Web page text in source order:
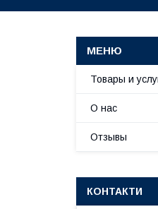
Товары и
О нас
Отзывы
КОНТАКТИ